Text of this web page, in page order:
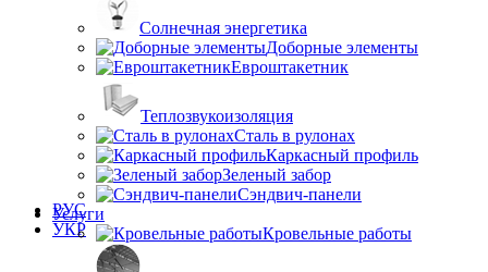
РУС
УКР
Солнечная энергетика
Доборные элементы
Евроштакетник
Теплозвукоизоляция
Сталь в рулонах
Каркасный профиль
Зеленый забор
Сэндвич-панели
Услуги
Кровельные работы